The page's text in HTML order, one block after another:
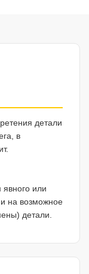
детали
в
явного или
и на возможное
детали.